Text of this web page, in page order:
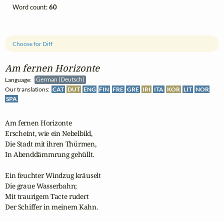
Am fernen Horizonte
Language:
German (Deutsch)
Our translations: CAT DUT ENG FIN FRE GRE IRI ITA KOR LIT NOR
SPA
Choose for Diff
Am fernen Horizonte
Erscheint, wie ein Nebelbild,
Die Stadt mit ihren Thürmen,
In Abenddämmrung gehüllt.
Ein feuchter Windzug kräuselt
Die graue Wasserbahn;
Mit traurigem Tacte rudert
Der Schiffer in meinem Kahn.
Word count:60